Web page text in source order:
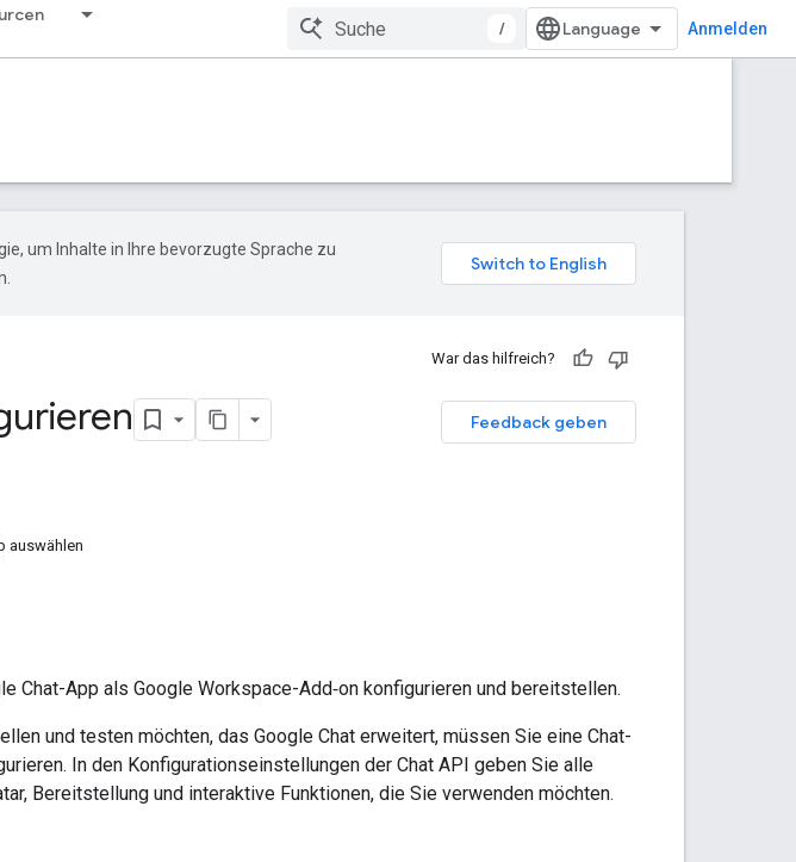
/ Anmelden
um Inhalte in Ihre bevorzugte Sprache zu
War das hilfreich?
Feedback geben
auswählen
Chat-App als Google Workspace-Add‑on konfigurieren und bereitstellen.
und testen möchten, das Google Chat erweitert, müssen Sie eine Chat-
In den Konfigurationseinstellungen der Chat API geben Sie alle
Bereitstellung und interaktive Funktionen, die Sie verwenden möchten.